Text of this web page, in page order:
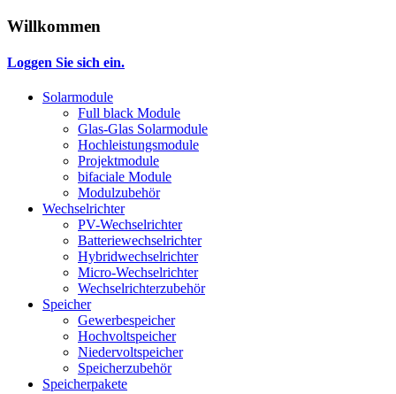
Willkommen
Loggen Sie sich ein.
Solarmodule
Full black Module
Glas-Glas Solarmodule
Hochleistungsmodule
Projektmodule
bifaciale Module
Modulzubehör
Wechselrichter
PV-Wechselrichter
Batteriewechselrichter
Hybridwechselrichter
Micro-Wechselrichter
Wechselrichterzubehör
Speicher
Gewerbespeicher
Hochvoltspeicher
Niedervoltspeicher
Speicherzubehör
Speicherpakete